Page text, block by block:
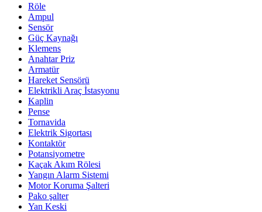
Röle
Ampul
Sensör
Güç Kaynağı
Klemens
Anahtar Priz
Armatür
Hareket Sensörü
Elektrikli Araç İstasyonu
Kaplin
Pense
Tornavida
Elektrik Sigortası
Kontaktör
Potansiyometre
Kaçak Akım Rölesi
Yangın Alarm Sistemi
Motor Koruma Şalteri
Pako şalter
Yan Keski